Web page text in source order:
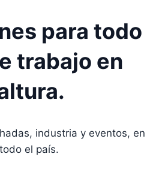
para todo
trabajo en
industria y eventos, en
todo el país.